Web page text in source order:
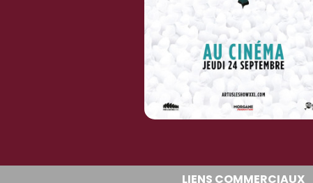
LIENS COMMERCIAUX